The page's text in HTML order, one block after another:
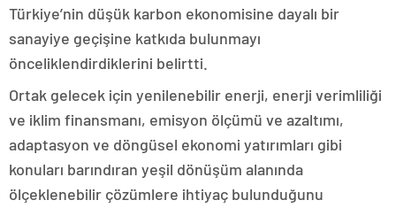
Türkiye’nin düşük karbon ekonomisine dayalı bir
sanayiye geçişine katkıda bulunmayı
önceliklendirdiklerini belirtti.
Ortak gelecek için yenilenebilir enerji, enerji verimliliği
ve iklim finansmanı, emisyon ölçümü ve azaltımı,
adaptasyon ve döngüsel ekonomi yatırımları gibi
konuları barındıran yeşil dönüşüm alanında
ölçeklenebilir çözümlere ihtiyaç bulunduğunu